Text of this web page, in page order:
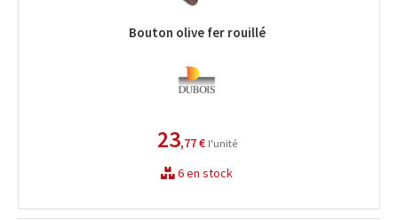
Bouton olive fer rouillé
23,77 € l'unité
6 en stock